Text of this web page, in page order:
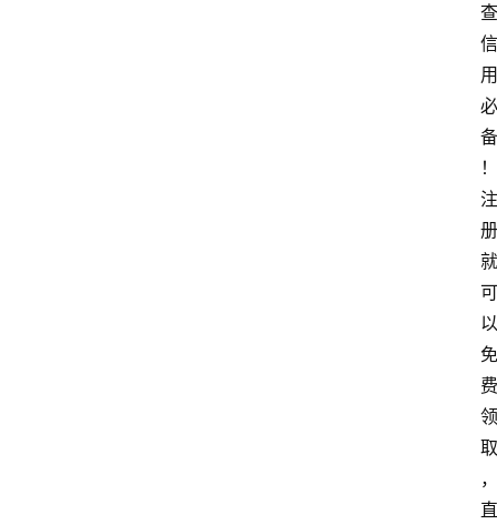
查
信
用
必
备
！
注
册
就
可
以
免
费
领
取
，
直